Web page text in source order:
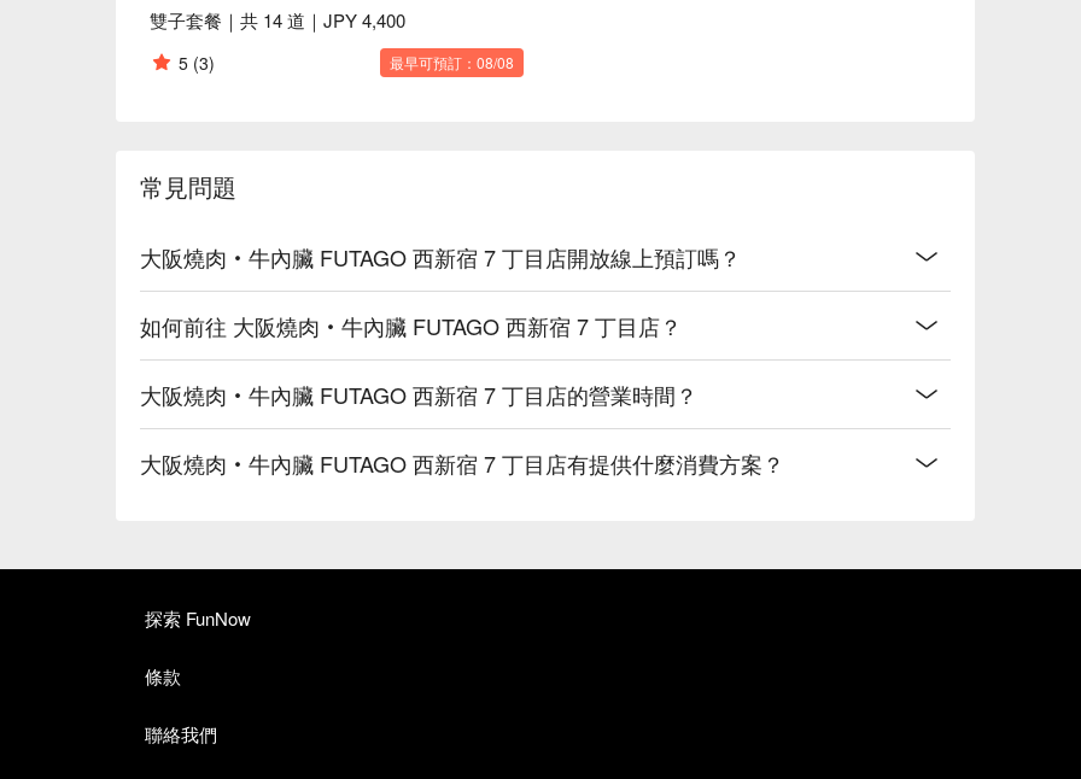
雙子套餐｜共 14 道｜JPY 4,400
5 (3) 最早可預訂：08/08
常見問題
大阪燒肉‧牛內臟 FUTAGO 西新宿 7 丁目店開放線上預訂嗎？
如何前往 大阪燒肉‧牛內臟 FUTAGO 西新宿 7 丁目店？
大阪燒肉‧牛內臟 FUTAGO 西新宿 7 丁目店的營業時間？
大阪燒肉‧牛內臟 FUTAGO 西新宿 7 丁目店有提供什麼消費方案？
探索 FunNow
條款
聯絡我們